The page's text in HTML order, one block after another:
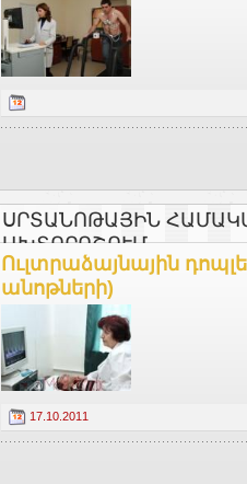
ՍՐՏԱՆՈԹԱՅԻՆ
ԱԽՏՈՐՈՇՈՒՄ
Ուլտրաձայնային
անոթների)
17.10.2011